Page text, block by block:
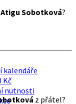
kalendáře
Kč
nutnosti
Sobotková?
z přátel?